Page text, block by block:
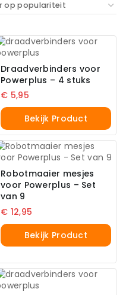
Draadverbinders voor
Powerplus – 4 stuks
€ 5,95
Bekijk Product
Robotmaaier mesjes
voor Powerplus – Set
van 9
€ 12,95
Bekijk Product